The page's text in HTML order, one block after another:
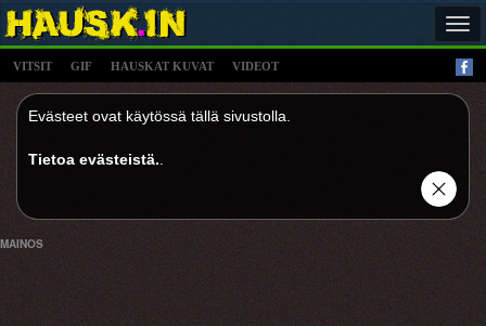
VITSIT GIF HAUSKAT KUVAT VIDEOT
Evästeet ovat käytössä tällä sivustolla.
Tietoa evästeistä.
MAINOS